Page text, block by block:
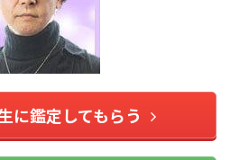
に鑑定してもらう